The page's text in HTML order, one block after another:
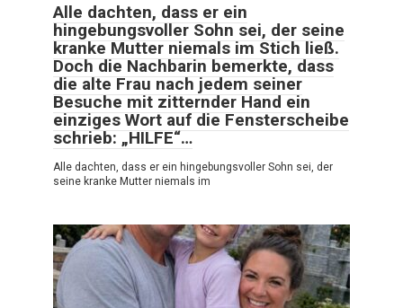
Alle dachten, dass er ein
hingebungsvoller Sohn sei, der seine
kranke Mutter niemals im Stich ließ.
Doch die Nachbarin bemerkte, dass
die alte Frau nach jedem seiner
Besuche mit zitternder Hand ein
einziges Wort auf die Fensterscheibe
schrieb: „HILFE“…
Alle dachten, dass er ein hingebungsvoller Sohn sei, der
seine kranke Mutter niemals im